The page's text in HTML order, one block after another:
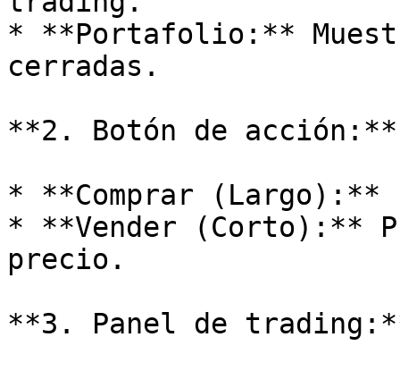
* **Portafolio:**
cerradas.
**2. Botón de acción:**
* **Comprar (Largo):**
* **Vender (Corto):**
precio.
**3. Panel de